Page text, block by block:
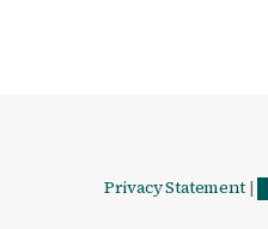
Privacy Statement |